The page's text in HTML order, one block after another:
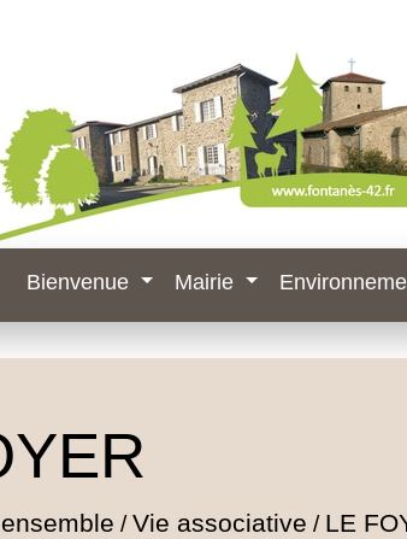
Bienvenue Mairie
/Vie associative / LE